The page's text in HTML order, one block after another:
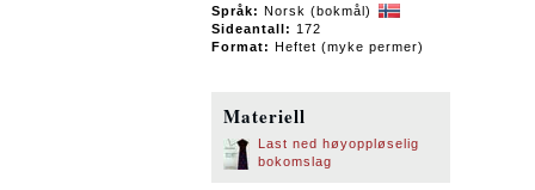
Språk: Norsk (bokmål)
Sideantall: 172
Format: Heftet (myke permer)
Materiell
Last ned høyoppløselig
bokomslag